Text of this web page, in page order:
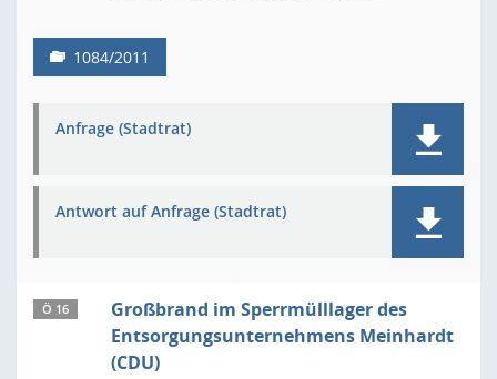
1084/2011
Anfrage (Stadtrat)
Antwort auf Anfrage (Stadtrat)
Ö 16
Großbrand im Sperrmülllager des
Entsorgungsunternehmens Meinhardt
(CDU)